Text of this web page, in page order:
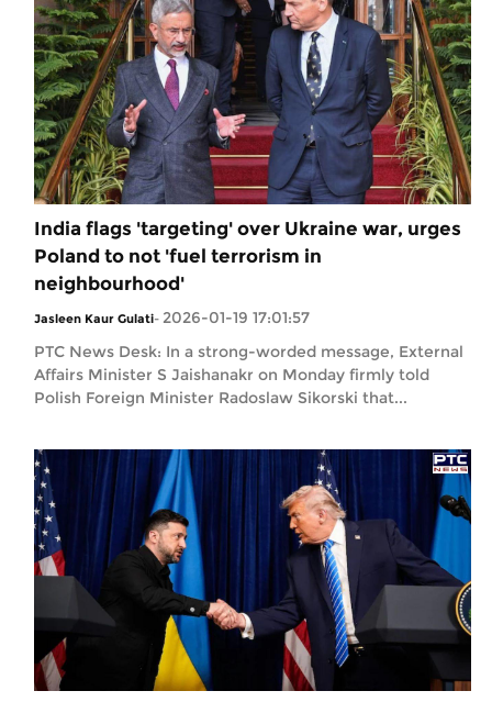
India flags 'targeting' over Ukraine war, urges
Poland to not 'fuel terrorism in
neighbourhood'
Jasleen Kaur Gulati- 2026-01-19 17:01:57
PTC News Desk: In a strong-worded message, External
Affairs Minister S Jaishanakr on Monday firmly told
Polish Foreign Minister Radoslaw Sikorski that...